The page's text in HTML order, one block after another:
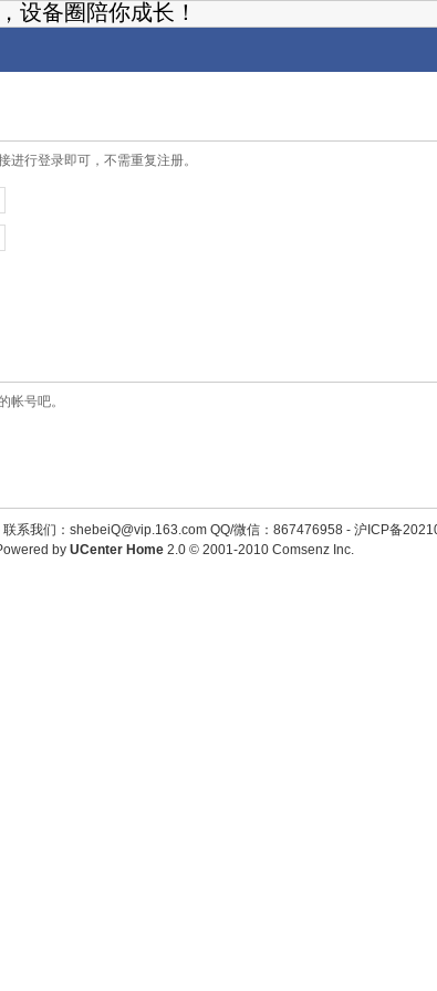
设备圈陪你成长！
行登录即可，不需重复注册。
帐号吧。
联系我们：shebeiQ@vip.163.com QQ/微信：867476958- 沪ICP备
by UCenter Home 2.0© 2001-2010 Comsenz Inc.